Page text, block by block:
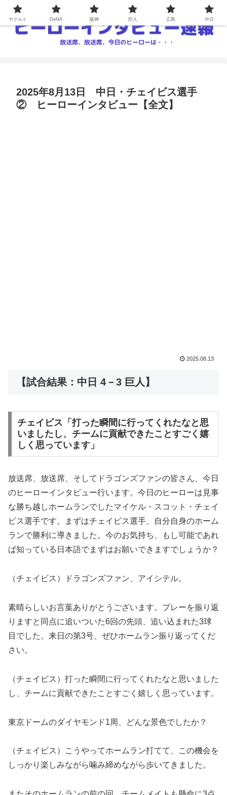
2025年8月13日 中日・チェイビス選手
② ヒーローインタビュー【全文】
2025.08.13
【試合結果：中日 4－3 巨人】
チェイビス「打った瞬間に行ってくれたなと思
いましたし、チームに貢献できたことすごく嬉
しく思っています」
放送席、放送席、そしてドラゴンズファンの皆さん、今日
のヒーローインタビュー行います。今日のヒーローは見事
な勝ち越しホームランでしたマイケル・スコット・チェイ
ビス選手です。まずはチェイビス選手、自分自身のホーム
ランで勝利に導きました。今のお気持ち、もし可能であれ
ば知っている日本語でまずはお願いできますでしょうか？
（チェイビス）ドラゴンズファン、アイシテル。
素晴らしいお言葉ありがとうございます。プレーを振り返
りますと同点に追いついた6回の先頭、追い込まれた3球
目でした。来日の第3号、ぜひホームラン振り返ってくだ
さい。
（チェイビス）打った瞬間に行ってくれたなと思いました
し、チームに貢献できたことすごく嬉しく思っています。
東京ドームのダイヤモンド1周、どんな景色でしたか？
（チェイビス）こうやってホームラン打てて、この機会を
しっかり楽しみながら噛み締めながら歩いてきました。
ヤクルト DeNA 阪神 巨人 広島 中日